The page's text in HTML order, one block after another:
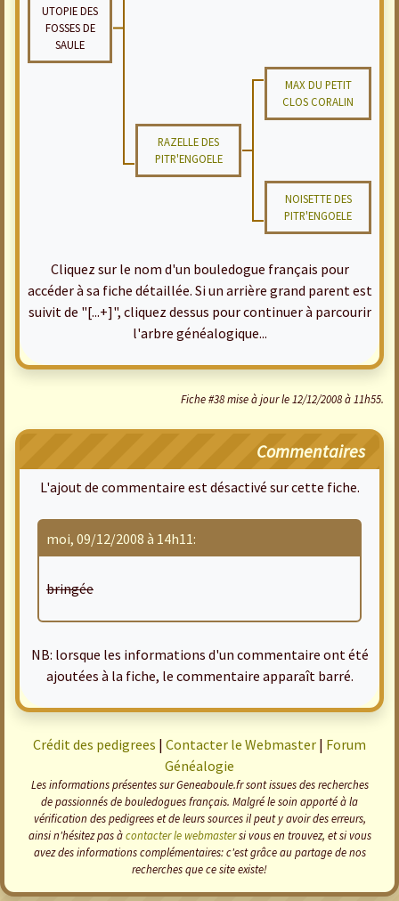
UTOPIE DES
FOSSES DE
SAULE
MAX DU PETIT
CLOS CORALIN
RAZELLE DES
PITR'ENGOELE
NOISETTE DES
PITR'ENGOELE
Cliquez sur le nom d'un bouledogue français pour
accéder à sa fiche détaillée. Si un arrière grand parent est
suivit de "[...+]", cliquez dessus pour continuer à parcourir
l'arbre généalogique...
Fiche #38 mise à jour le 12/12/2008 à 11h55.
Commentaires
L'ajout de commentaire est désactivé sur cette fiche.
moi, 09/12/2008 à 14h11:
bringée
NB: lorsque les informations d'un commentaire ont été
ajoutées à la fiche, le commentaire apparaît barré.
Crédit des pedigrees | Contacter le Webmaster | Forum
Généalogie
Les informations présentes sur Geneaboule.fr sont issues des recherches
de passionnés de bouledogues français. Malgré le soin apporté à la
vérification des pedigrees et de leurs sources il peut y avoir des erreurs,
ainsi n'hésitez pas àcontacter le webmastersi vous en trouvez, et si vous
avez des informations complémentaires: c'est grâce au partage de nos
recherches que ce site existe!